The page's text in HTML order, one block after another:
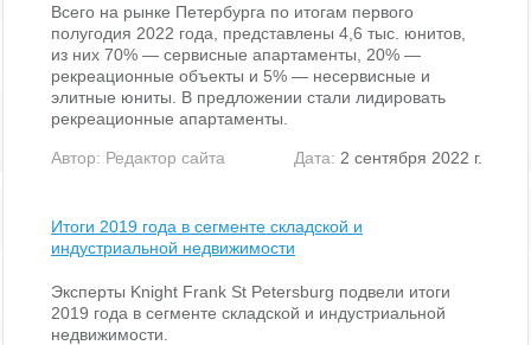
Всего на рынке Петербурга по итогам первого
полугодия 2022 года, представлены 4,6 тыс. юнитов,
из них 70% — сервисные апартаменты, 20% —
рекреационные объекты и 5% — несервисные и
элитные юниты. В предложении стали лидировать
рекреационные апартаменты.
Автор: Редактор сайта Дата: 2 сентября 2022 г.
Итоги 2019 года в сегменте складской и
индустриальной недвижимости
Эксперты Knight Frank St Petersburg подвели итоги
2019 года в сегменте складской и индустриальной
недвижимости.